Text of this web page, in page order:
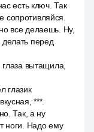
есть ключ. Так
сопротивляйся.
все делаешь. Ну,
перед
вытащила,
глазик
***.
Так, а ну
ноги. Надо ему